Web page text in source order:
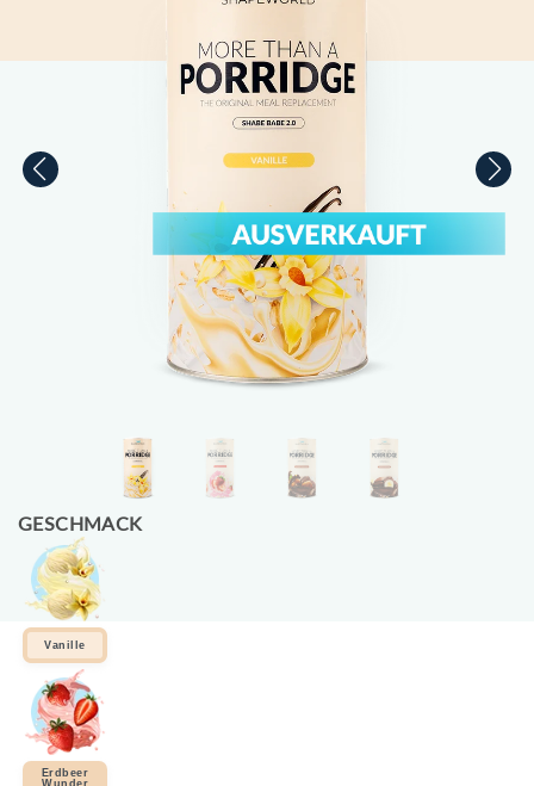
GESCHMACK
Vanille
Erdbeer
Wunder